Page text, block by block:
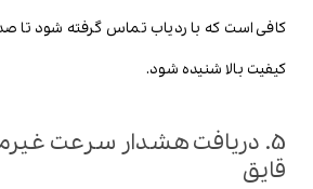
کافی است که با ردیاب تماس گرفته شود تا
کیفیت بالا شنیده شود.
5. دریافت هشدار سرعت
قایق